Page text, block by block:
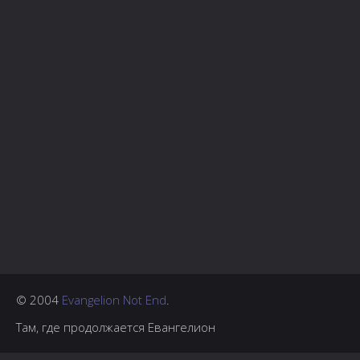
© 2004 Evangelion Not End.
Там, где продолжается Евангелион